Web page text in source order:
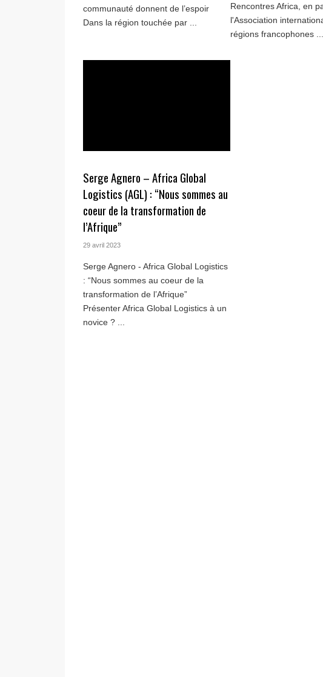
communauté donnent de l’espoir
Dans la région touchée par ...
Rencontres Africa, en
l'Association
régions francophones ...
Serge Agnero – Africa Global
Logistics (AGL) : “Nous sommes au
coeur de la transformation de
l’Afrique”
29 avril 2023
Serge Agnero - Africa Global Logistics
: “Nous sommes au coeur de la
transformation de l’Afrique”
Présenter Africa Global Logistics à un
novice ? ...